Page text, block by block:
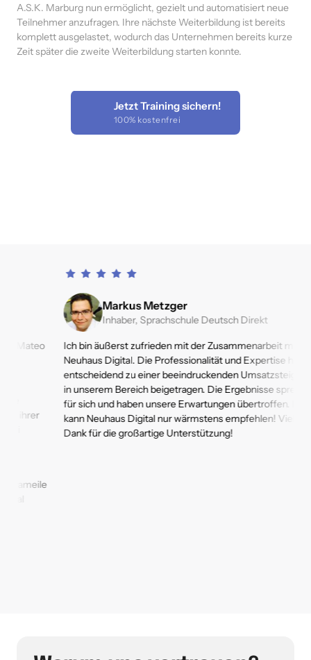
A.S.K. Marburg nun ermöglicht, gezielt und automatisiert neue
Teilnehmer anzufragen. Ihre nächste Weiterbildung ist bereits
komplett ausgelastet, wodurch das Unternehmen bereits kurze
Zeit später die zweite Weiterbildung starten konnte.
Jetzt Training sichern!
100% kostenfrei
Markus Metzger
Inhaber, Sprachschule Deutsch Direkt
Ich bin äußerst zufrieden mit der Zusammenarbeit mit
Neuhaus Digital. Die Professionalität und Expertise haben
entscheidend zu einer beeindruckenden Umsatzsteigerung
in unserem Bereich beigetragen. Die Ergebnisse sprechen
für sich und haben unsere Erwartungen übertroffen. Ich
kann Neuhaus Digital nur wärmstens empfehlen! Vielen
Dank für die großartige Unterstützung!